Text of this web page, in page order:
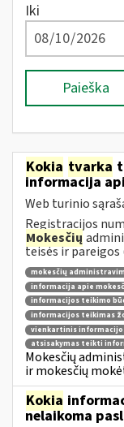
Iki
Paieška
Kokia tvarka
informacija
Web turinio
Registracijos
Mokesčių
teisės ir
mokesčių
informacija apie
informacijos teikimo
informacijos teikimas
vienkartinis
atsisakymas teikti
Mokesčių
ir mokesčių
Kokia
nelaikoma